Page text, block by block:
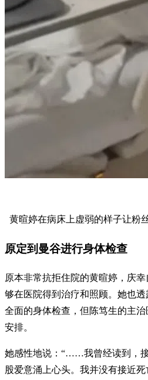
黄暄婷在病床上虚弱的样子让粉
原定到曼谷进行身体检查
原本非常抗拒住院的黄暄婷，庆
够在医院得到治疗和照顾。她也
全面的身体检查，但陈笃生的主
安排。
她感性地说：“……我曾经读到，
股爱意涌上心头。我并没有接近